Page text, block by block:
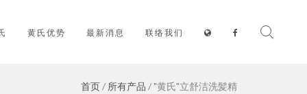
黄氏优势 最新消息 联络我们
首页/ 所有产品 / "黄氏"立舒洁洗髪精